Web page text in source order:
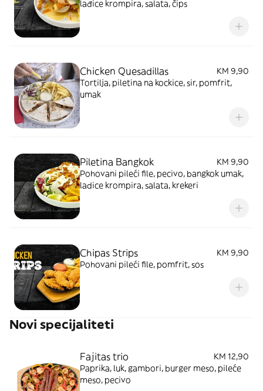
lađice krompira, salata, čips
Chicken Quesadillas
KM 9,90
Tortilja, piletina na kockice, sir, pomfrit,
umak
Piletina Bangkok
KM 9,90
Pohovani pileći file, pecivo, bangkok umak,
ladice krompira, salata, krekeri
Chipas Strips
KM 9,90
Pohovani pileći file, pomfrit, sos
Novi specijaliteti
Fajitas trio
KM 12,90
Paprika, luk, gambori, burger meso, pileće
meso, pecivo